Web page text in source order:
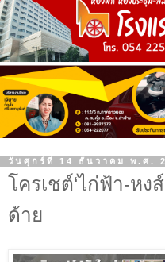
วันศุกร์ที่ 14 ธันวาคม พ.ศ.
โครเชต์‘ไก่ฟ้า-หง
ด้าย